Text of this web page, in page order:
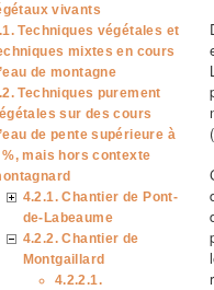
vivants
Techniques végétales et
mixtes en cours
de montagne
Techniques purement
sur des cours
de pente supérieure à
%, mais hors contexte
4.2.1. Chantier de Pont-
de-Labeaume
4.2.2. Chantier de
Montgaillard
4.2.2.1.